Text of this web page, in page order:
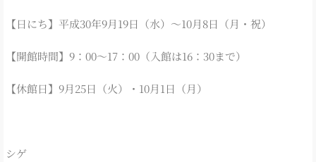
【日にち】平成30年9月19日（水）～10月8日（月・祝）
【開館時間】9：00～17：00（入館は16：30まで）
【休館日】9月25日（火）・10月1日（月）
シゲ